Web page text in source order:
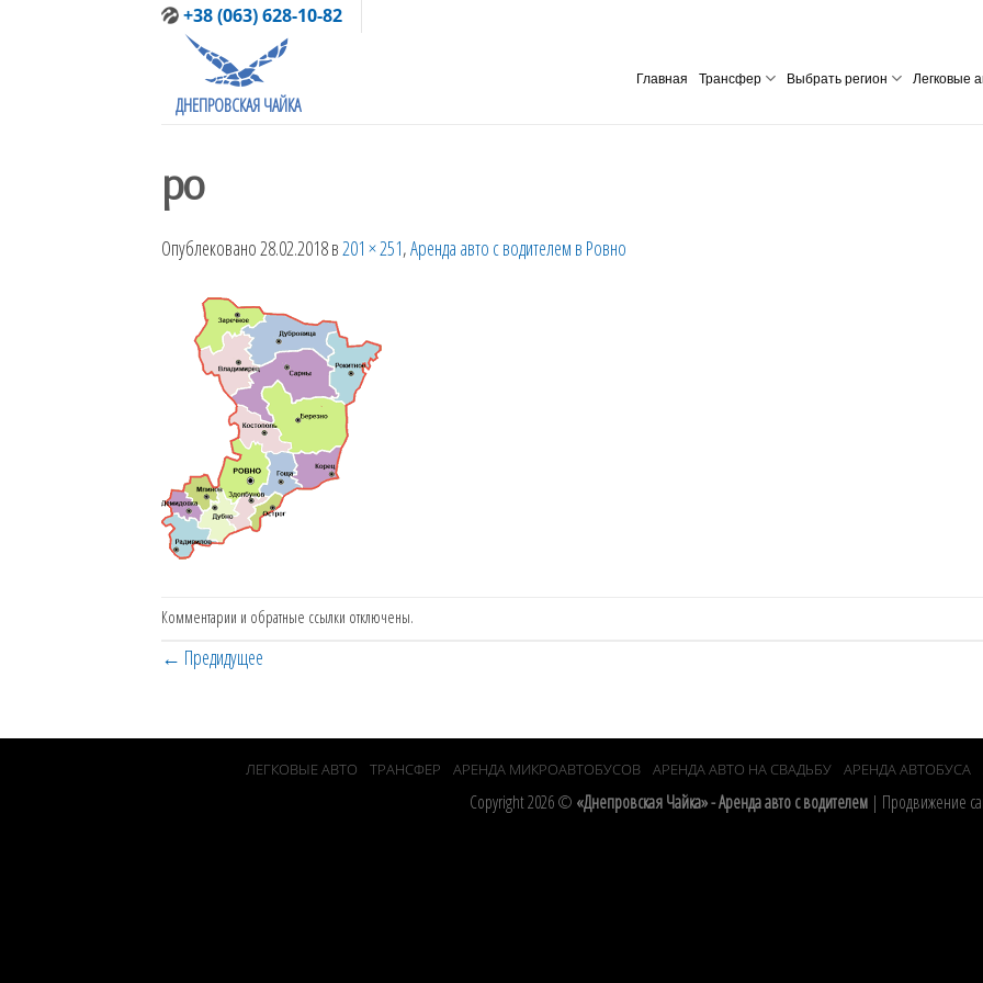
+38 (063) 628-10-82
ДНЕПРОВСКАЯ ЧАЙКА
Главная Трансфер Выбрать регион Легковые
ро
Опублековано28.02.2018в201 × 251,Аренда авто с водителем в Ровно
Комментарии и обратные ссылки отключены.
← Предидущее
ЛЕГКОВЫЕ АВТО ТРАНСФЕР АРЕНДА МИКРОАВТОБУСОВ АРЕНДА АВТО НА СВАДЬБУ АРЕНДА АВТОБУСА
Copyright 2026 © «Днепровская Чайка» - Аренда авто с водителем | Продвижение